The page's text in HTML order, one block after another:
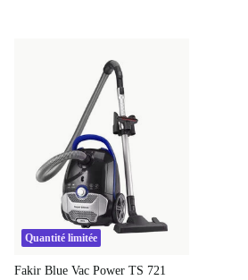
Quantité limitée
Fakir Blue Vac Power TS 721